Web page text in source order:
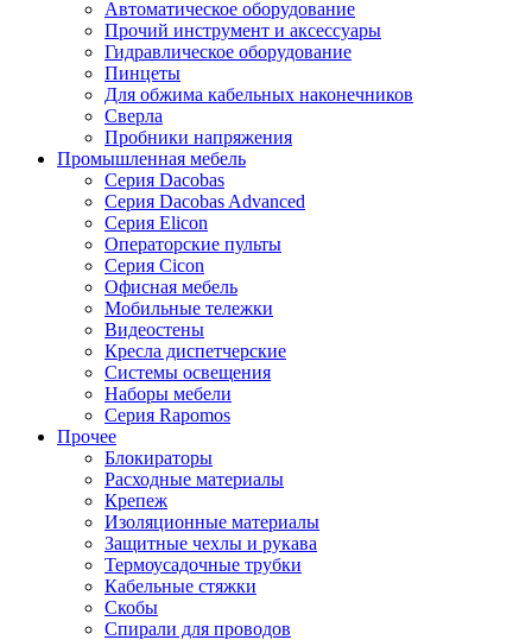
Автоматическое оборудование
Прочий инструмент и аксессуары
Гидравлическое оборудование
Пинцеты
Для обжима кабельных наконечников
Сверла
Пробники напряжения
Промышленная мебель
Серия Dacobas
Серия Dacobas Advanced
Серия Elicon
Операторские пульты
Серия Cicon
Офисная мебель
Мобильные тележки
Видеостены
Кресла диспетчерские
Системы освещения
Наборы мебели
Серия Rapomos
Прочее
Блокираторы
Расходные материалы
Крепеж
Изоляционные материалы
Защитные чехлы и рукава
Термоусадочные трубки
Кабельные стяжки
Скобы
Спирали для проводов